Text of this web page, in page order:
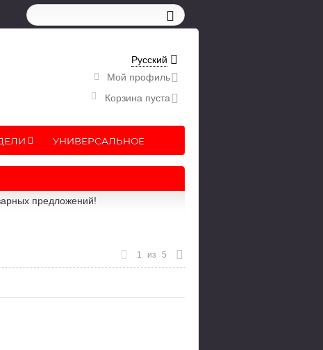
Русский
Мой профиль
Корзина пуста
УНИВЕРСАЛЬНОЕ
предложений!
1 из 5